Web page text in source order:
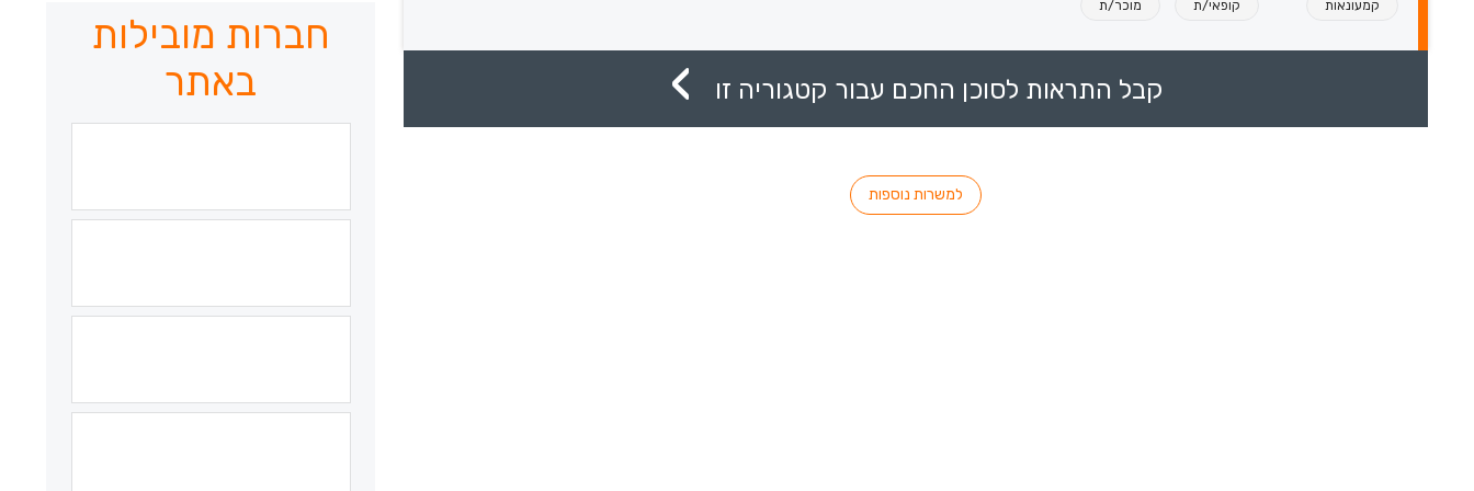
קמעונאות קופאי/ת מוכר/ת
קבל התראות לסוכן החכם עבור קטגוריה זו
למשרות נוספות
חברות מובילות
באתר